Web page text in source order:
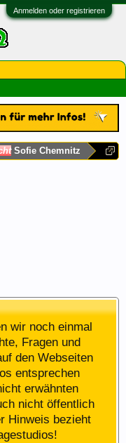
Anmelden oder registrieren
Sofie Chemnitz
wir noch einmal
Fragen und
den Webseiten
entsprechen
erwähnten
nicht öffentlich
Hinweis bezieht